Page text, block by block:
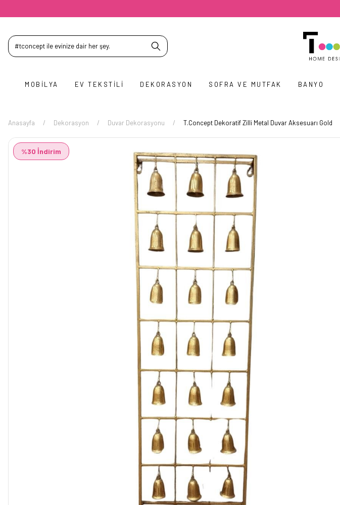
MOBILYA EV TEKSTILI DEKORASYON SOFRA VE MUTFAK BANYO
Anasayfa Dekorasyon Duvar Dekorasyonu T.Concept Dekoratif Zilli Metal Duvar Aksesuarı Gold
%30 İndirim